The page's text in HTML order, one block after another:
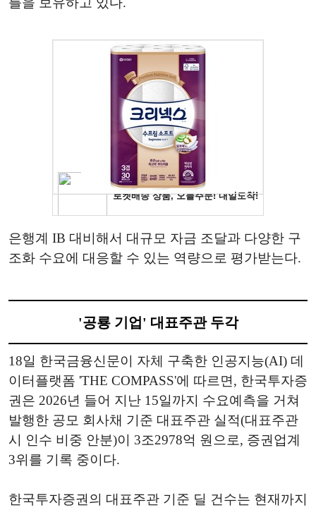
은행계 IB 대비해서 대규모 자금 조달과 다양한 구
조화 수요에 대응할 수 있는 역량으로 평가받는다.
'공룡 기업' 대표주관 두각
18일 한국금융신문이 자체 구축한 인공지능(AI) 데
이터플랫폼 'THE COMPASS'에 따르면, 한국투자증
권은 2026년 들어 지난 15일까지 수요예측을 거쳐
발행한 공모 회사채 기준 대표주관 실적(대표주관
시 인수 비중 안분)이 3조2978억 원으로, 증권업계
3위를 기록 중이다.
한국투자증권의 대표주관 기준 딜 건수는 현재까지